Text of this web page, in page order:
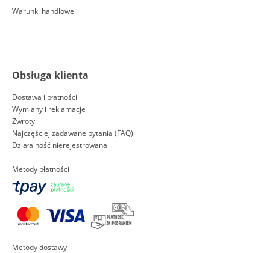
Warunki handlowe
Obsługa klienta
Dostawa i płatności
Wymiany i reklamacje
Zwroty
Najczęściej zadawane pytania (FAQ)
Działalność nierejestrowana
Metody płatności
Metody dostawy